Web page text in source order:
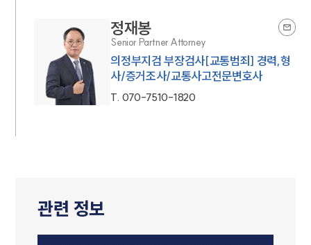
정재봉
Senior Partner Attorney
의정부지검 부장검사[교통범죄] 경력,형
사/증거조사/교통사고전문변호사
T. 070-7510-1820
관련 정보